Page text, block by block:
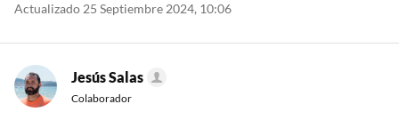
Actualizado 25 Septiembre 2024, 10:06
Jesús Salas
Colaborador